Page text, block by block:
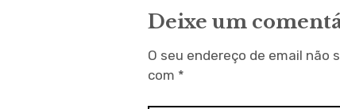
Deixe um
O seu endereço de email não
com *